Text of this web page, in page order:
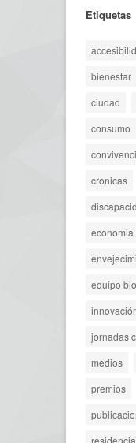
Etiquetas
bienestar
ciudad
consumo
cronicas
equipo
jornadas
medios
premios